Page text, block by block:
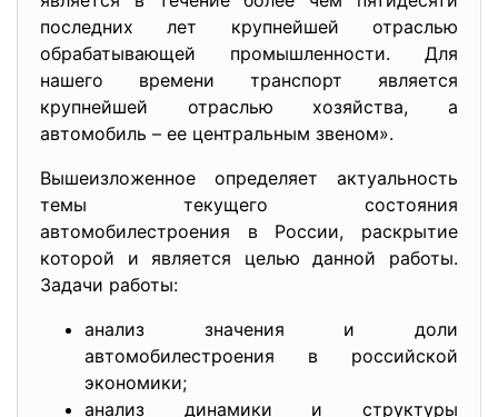
последних лет крупнейшей отраслью
обрабатывающей промышленности. Для
нашего времени транспорт является
крупнейшей отраслью хозяйства, а
автомобиль – ее центральным звеном».
Вышеизложенное определяет актуальность
темы текущего состояния
автомобилестроения в России, раскрытие
которой и является целью данной работы.
Задачи работы:
анализ значения и доли
автомобилестроения в российской
экономики;
анализ динамики и структуры